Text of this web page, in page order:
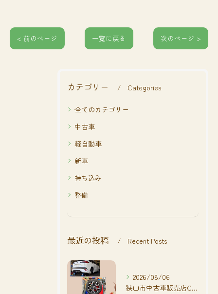
< 前のページ 一覧に戻る 次のページ >
カテゴリー Categories
全てのカテゴリー
中古車
軽自動車
新車
持ち込み
整備
最近の投稿 Recent Posts
2026/08/06
狭山市中古車販売店CarShop FACT.🚗